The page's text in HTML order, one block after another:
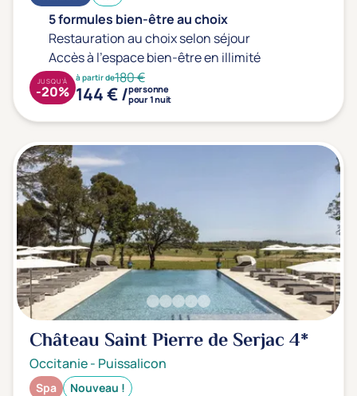
5 formules bien-être au choix
Restauration au choix selon séjour
Accès à l'espace bien-être en illimité
à partir de180 €
144 € /personne
pour 1 nuit
JUSQU'À
-20%
Château Saint Pierre de Serjac4*
Occitanie- Puissalicon
Spa Nouveau !